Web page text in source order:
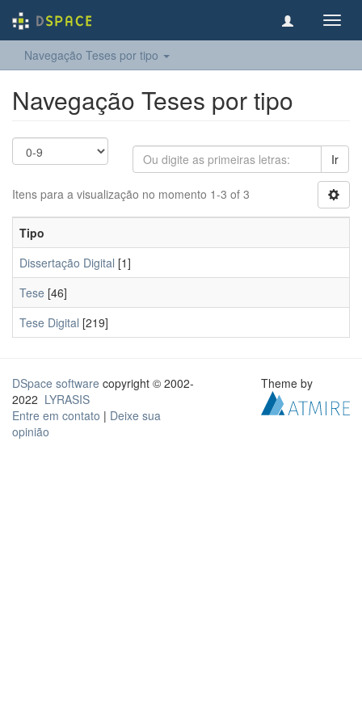
Navegação Teses por tipo
Navegação Teses por tipo
Ir
Itens para a visualização no momento 1-3 of 3
Tipo
Dissertação Digital [1]
Tese [46]
Tese Digital [219]
DSpace software copyright © 2002-
2022 LYRASIS
Entre em contato | Deixe sua
opinião
Theme by